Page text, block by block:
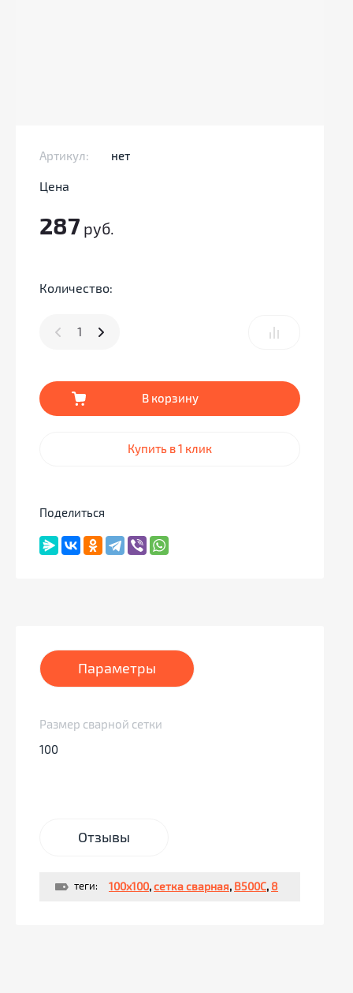
Артикул: нет
Цена
287 руб.
Количество:
В корзину
Купить в 1 клик
Поделиться
Параметры
Размер сварной сетки
100
Отзывы
теги: 100х100,сетка сварная, В500С, 8